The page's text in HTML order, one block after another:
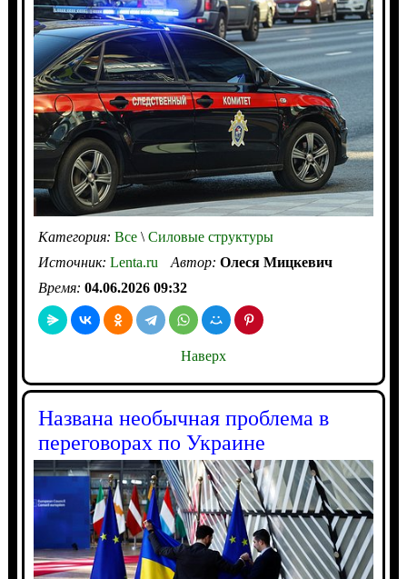
Категория: Все\Силовые структуры
Источник: Lenta.ru Автор: Олеся Мицкевич
Время: 04.06.2026 09:32
Наверх
Названа необычная проблема в
переговорах по Украине